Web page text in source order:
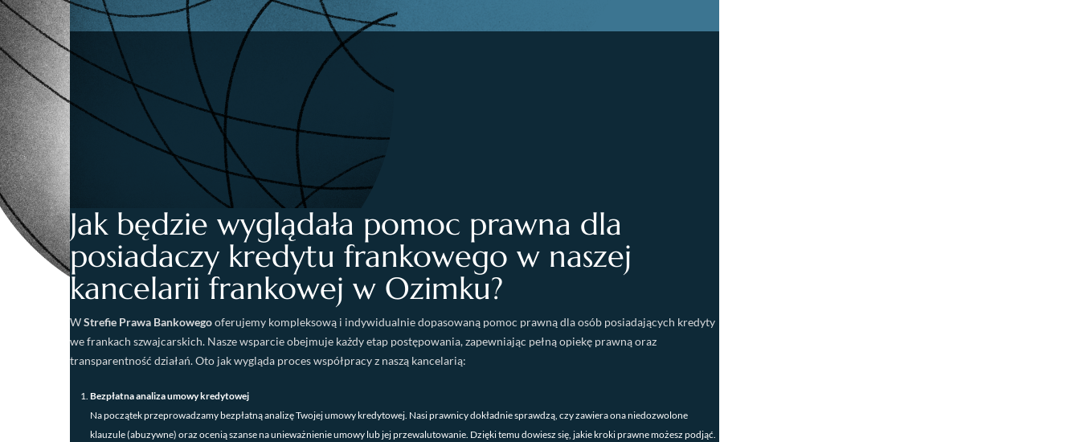
Jak będzie wyglądała pomoc prawna dla
posiadaczy kredytu frankowego w naszej
kancelarii frankowej w Ozimku?
WStrefie Prawa Bankowegooferujemy kompleksową i indywidualnie dopasowaną pomoc prawną dla osób posiadających kredyty
we frankach szwajcarskich. Nasze wsparcie obejmuje każdy etap postępowania, zapewniając pełną opiekę prawną oraz
transparentność działań. Oto jak wygląda proces współpracy z naszą kancelarią:
Bezpłatna analiza umowy kredytowej
Na początek przeprowadzamy bezpłatną analizę Twojej umowy kredytowej. Nasi prawnicy dokładnie sprawdzą, czy zawiera ona niedozwolone
klauzule (abuzywne) oraz ocenią szanse na unieważnienie umowy lub jej przewalutowanie. Dzięki temu dowiesz się, jakie kroki prawne możesz podjąć.